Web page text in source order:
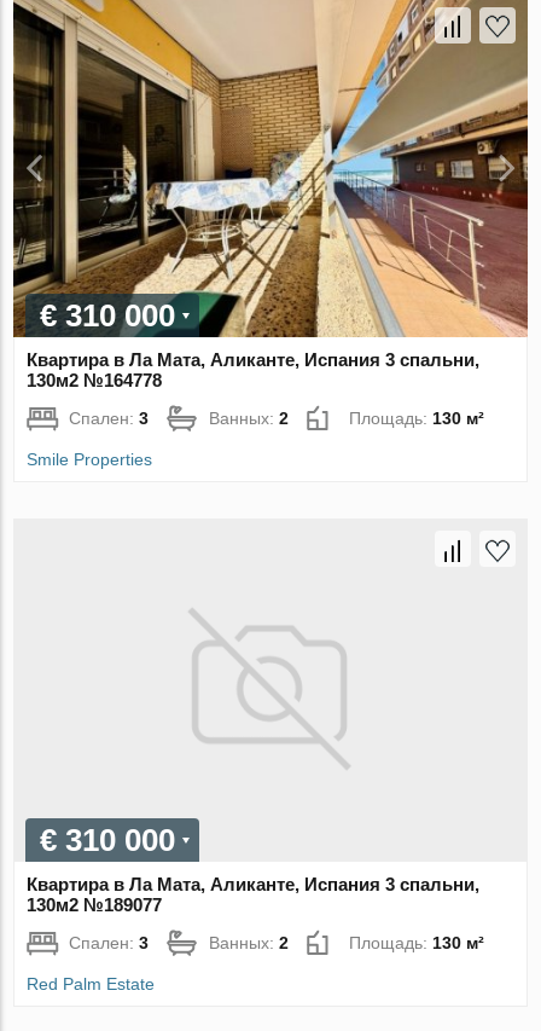
€ 310 000
Квартира в Ла Мата, Аликанте, Испания 3 спальни,
130м2 №164778
Спален:3 Ванных:2 Площадь:130 м²
Smile Properties
€ 310 000
Квартира в Ла Мата, Аликанте, Испания 3 спальни,
130м2 №189077
Спален:3 Ванных:2 Площадь: 130 м²
Red Palm Estate